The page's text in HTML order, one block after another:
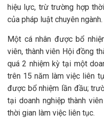
hiệu lực, trừ trường hợp
của pháp luật chuyên ngành.
Một cá nhân được bổ
viên, thành viên Hội đồng
quá 2 nhiệm kỳ tại một
trên 15 năm làm việc liên
được bổ nhiệm lần đầu;
tại doanh nghiệp thành
thời gian làm việc liên tục.